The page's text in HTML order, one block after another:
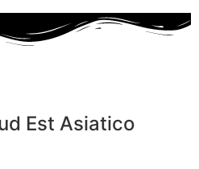
Est Asiatico